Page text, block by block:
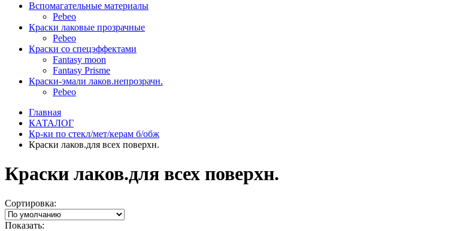
Вспомагательные материалы
Pebeo
Краски лаковые прозрачные
Pebeo
Краски со спецэффектами
Fantasy moon
Fantasy Prisme
Краски-эмали лаков.непрозрачн.
Pebeo
Главная
КАТАЛОГ
Кр-ки по стекл/мет/керам б/обж
Краски лаков.для всех поверхн.
Краски лаков.для всех поверхн.
Сортировка:
Показать: